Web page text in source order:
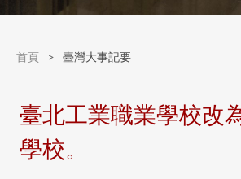
首頁 > 臺灣大事記要
臺北工業職業學校改
學校。